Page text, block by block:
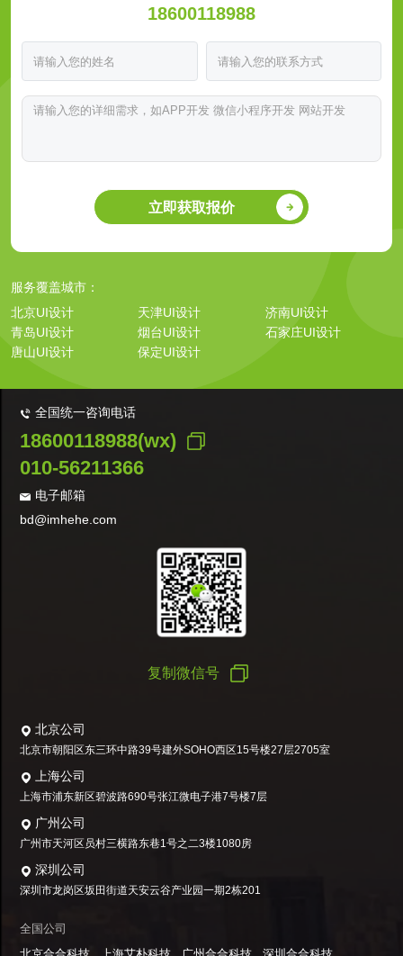
18600118988
立即获取报价
服务覆盖城市：
北京UI设计
天津UI设计
济南UI设计
青岛UI设计
烟台UI设计
石家庄UI设计
唐山UI设计
保定UI设计
全国统一咨询电话
18600118988(wx)
010-56211366
电子邮箱
bd@imhehe.com
复制微信号
北京公司
北京市朝阳区东三环中路39号建外SOHO西区15号楼27层2705室
上海公司
上海市浦东新区碧波路690号张江微电子港7号楼7层
广州公司
广州市天河区员村三横路东巷1号之二3楼1080房
深圳公司
深圳市龙岗区坂田街道天安云谷产业园一期2栋201
全国公司